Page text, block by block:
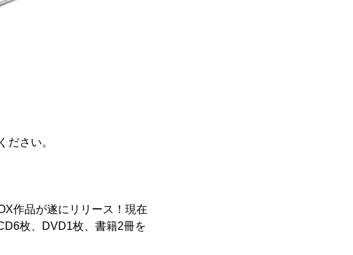
ださい。
作品が遂にリリース！現在
枚、DVD1枚、書籍2冊を